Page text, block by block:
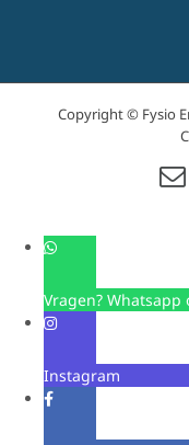
Copyright © Fysio
Vragen? Whatsapp
Instagram